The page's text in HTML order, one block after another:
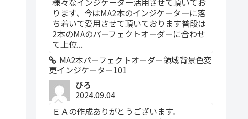
ります、今はMA2本のインジケーターに落
ち着いて愛用させて頂いております普段は
2本のMAのパーフェクトオーダーに合わせ
て上位...
MA2本パーフェクトオーダー領域背景色変
更インジケーター101
ぴろ
2024.09.04
ＥＡの作成ありがとうございます。